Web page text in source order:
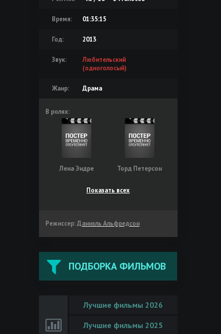
Время: 01:35:15
Год: 2013
Звук:
Любительский
(одноголосый)
Жанр: Драма
В ролях:
Лена Эндре Торд Петерсон
Показать всех
Режиссер: Даниэль Альфредсон
ПОДБОРКА ФИЛЬМОВ
Лучшие фильмы 2026
Лучшие фильмы 2025